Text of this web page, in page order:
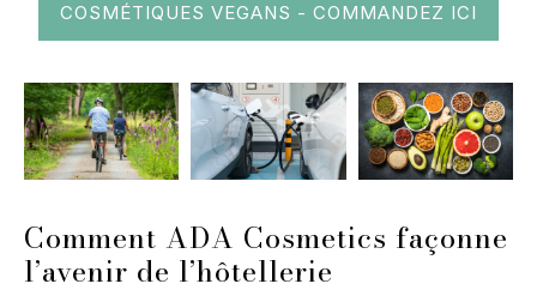
COSMÉTIQUES VEGANS - COMMANDEZ ICI
Comment ADA Cosmetics façonne
l’avenir de l’hôtellerie